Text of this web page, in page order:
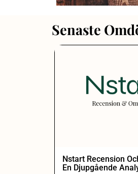
Senaste
Nstart Recension
En Djupgående